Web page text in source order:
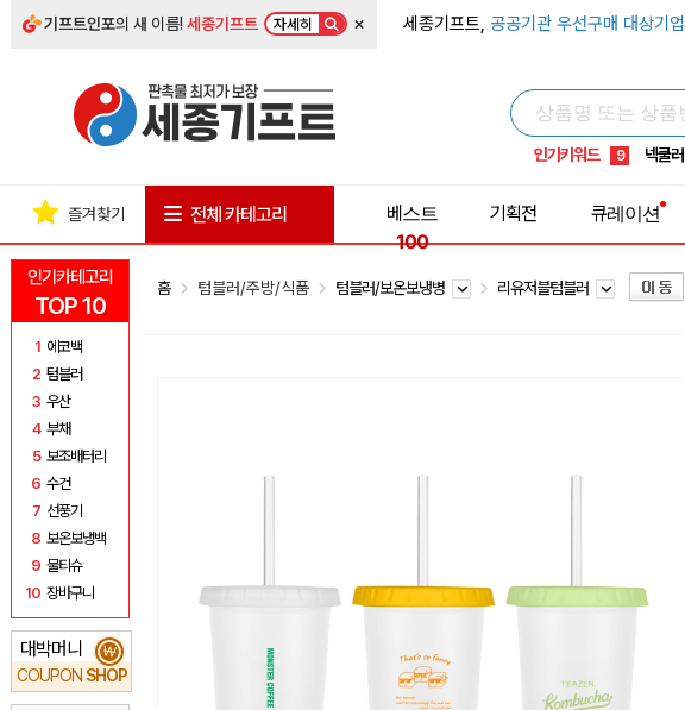
기프트인포의 새 이름!세종기프트 자세히 × 세종기프트, 공공기관 우선구매 대상기업
인기키워드
5 키캡
8 쿨토시
9 넥쿨러
1 선풍기
인기카테고리
TOP 10
1 에코백
2 텀블러
3 우산
4 부채
5 보조배터리
6 수건
7 선풍기
8 보온보냉백
9 물티슈
10 장바구니
대박머니
COUPON SHOP
₩
즐겨찾기 전체 카테고리
베스트
100
기획전 큐레이션
홈 텀블러/주방/식품 텀블러/보온보냉병 리유저블텀블러